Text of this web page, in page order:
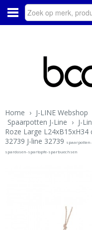
Home › J-LINE Webshop
Spaarpotten J-Line › J-
Roze Large
32739 J-line 32739
spardosen-spartopfe-sparbuechsen